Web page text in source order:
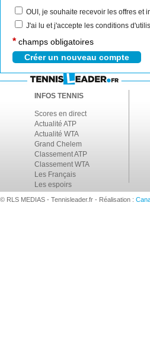
OUI, je souhaite recevoir les offres et
J'ai lu et j'accepte les conditions
* champs obligatoires
INFOS TENNIS
Scores en direct
Actualité ATP
Actualité WTA
Grand Chelem
Classement ATP
Classement WTA
Les Français
Les espoirs
© RLS MEDIAS - Tennisleader.fr - Réalisation :